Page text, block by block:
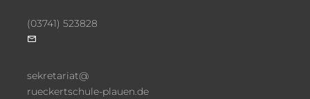
(03741) 523828
sekretariat@
rueckertschule-plauen.de